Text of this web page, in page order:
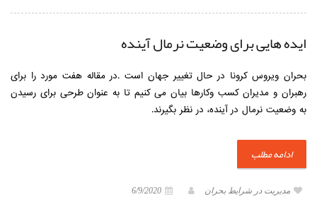
ایده هایی برای وضعیت نرمال آینده
بحران ویروس کرونا در حال تغییر جهان است .در مقاله هفت مورد را برای
رهبران و مدیران کسب وکارها بیان می کنیم تا به عنوان طرحی برای رسیدن
به وضعیت نرمال در آینده، در نظر بگیرند.
ادامه مطلب
6/9/2020 مدیریت در شرایط بحران